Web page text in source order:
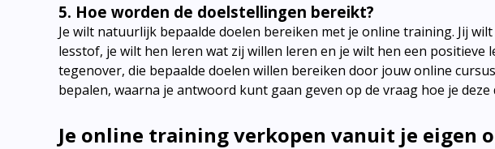
5. Hoe worden de doelstellingen bereikt?
Je wilt natuurlijk bepaalde doelen bereiken met je online training. Jij
lesstof, je wilt hen leren wat zij willen leren en je wilt hen een
tegenover, die bepaalde doelen willen bereiken door jouw online
bepalen, waarna je antwoord kunt gaan geven op de vraag hoe je
Je online training verkopen vanuit je eigen